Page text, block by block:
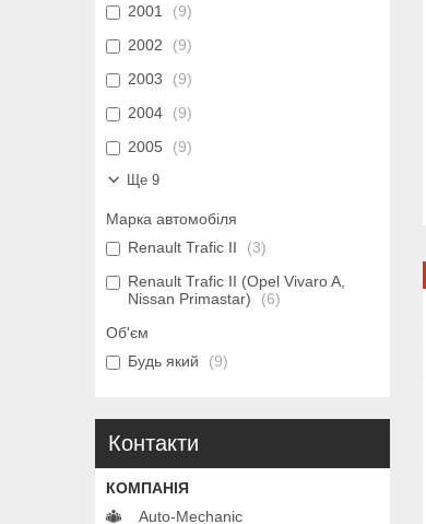
2001
9
2002
9
2003
9
2004
9
2005
9
Ще 9
Марка автомобіля
Renault Trafic II
3
Renault Trafic II (Opel Vivaro A,
Nissan Primastar)
6
Об'єм
Будь який
9
Контакти
Auto-Mechanic